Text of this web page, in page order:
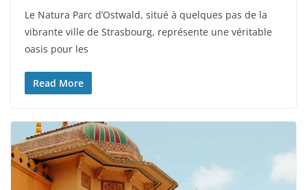
Le Natura Parc d’Ostwald, situé à quelques pas de la
vibrante ville de Strasbourg, représente une véritable
oasis pour les
Read More